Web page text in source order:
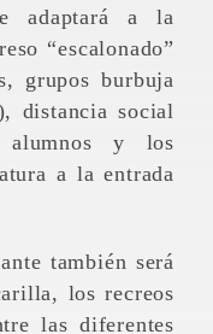
adaptará a la
“escalonado”
grupos burbuja
distancia social
y los
a la entrada
los recreos
las diferentes